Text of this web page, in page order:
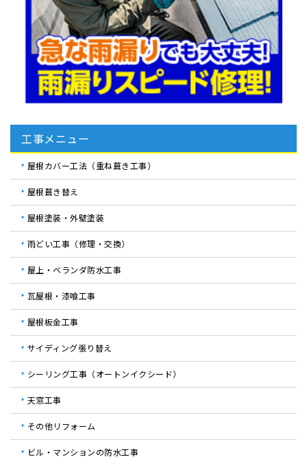
工事メニュー
屋根カバー工法（重ね葺き工事）
屋根葺き替え
屋根塗装・外壁塗装
雨どい工事（修理・交換）
屋上・ベランダ防水工事
瓦屋根・漆喰工事
屋根板金工事
サイディング張り替え
シーリング工事（オートンイクシード）
天窓工事
その他リフォーム
ビル・マンションの防水工事